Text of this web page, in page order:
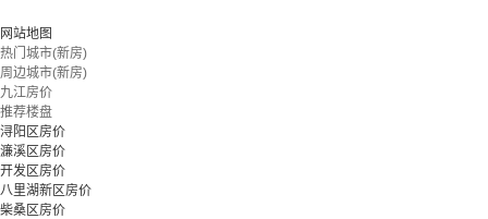
网站地图
热门城市(新房)
周边城市(新房)
九江房价
推荐楼盘
浔阳区房价
濂溪区房价
开发区房价
八里湖新区房价
柴桑区房价